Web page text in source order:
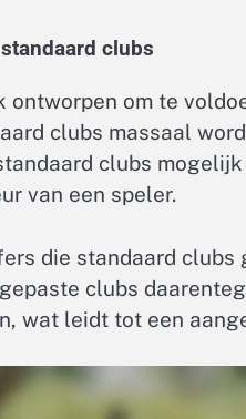
clubs
om te
clubs massaal
clubs
van een speler.
die standaard clubs
clubs
wat leidt tot een